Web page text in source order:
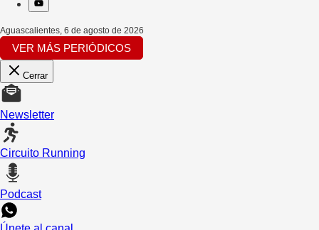
Aguascalientes, 6 de agosto de 2026
VER MÁS PERIÓDICOS
Cerrar
Newsletter
Circuito Running
Podcast